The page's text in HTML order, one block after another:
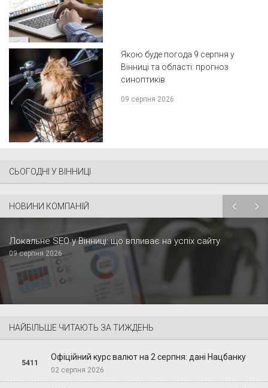
Якою буде погода 9 серпня у
Вінниці та області: прогноз
синоптиків
09 серпня 2026
СЬОГОДНІ У ВІННИЦІ
НОВИНИ КОМПАНІЙ
Локальне SEO у Вінниці: що впливає на успіх сайту
09 серпня 2026
НАЙБІЛЬШЕ ЧИТАЮТЬ ЗА ТИЖДЕНЬ
5411
Офіційний курс валют на 2 серпня: дані Нацбанку
02 серпня 2026